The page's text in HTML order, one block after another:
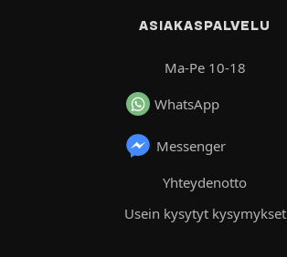
ASIAKASPALVELU
Ma-Pe 10-18
WhatsApp
Messenger
Yhteydenotto
Usein kysytyt kysymykset